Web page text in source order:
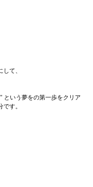
て、
という夢をの第一歩をクリア
す。